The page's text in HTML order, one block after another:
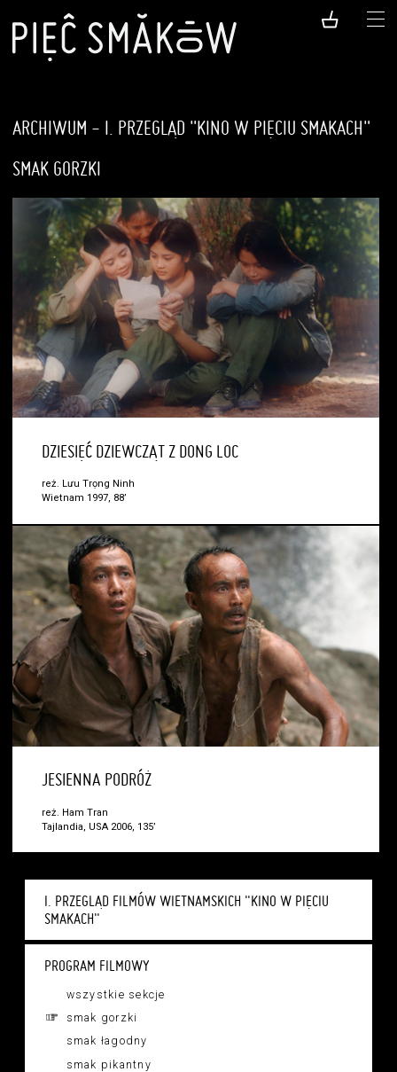
ARCHIWUM - I. PRZEGLĄD "KINO W PIĘCIU SMAKACH"
I. PRZEGLĄD FILMÓW WIETNAMSKICH "KINO W PIĘCIU
SMAKACH"
PROGRAM FILMOWY
wszystkie sekcje
smak gorzki
smak łagodny
smak pikantny
SMAK GORZKI
DZIESIĘĆ DZIEWCZĄT Z DONG LOC
reż. Lưu Trọng Ninh
Wietnam 1997, 88’
JESIENNA PODRÓŻ
reż. Ham Tran
Tajlandia, USA 2006, 135’